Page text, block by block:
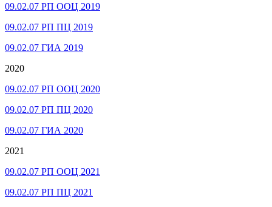
09.02.07 РП ООЦ 2019
09.02.07 РП ПЦ 2019
09.02.07 ГИА 2019
2020
09.02.07 РП ООЦ 2020
09.02.07 РП ПЦ 2020
09.02.07 ГИА 2020
2021
09.02.07 РП ООЦ 2021
09.02.07 РП ПЦ 2021